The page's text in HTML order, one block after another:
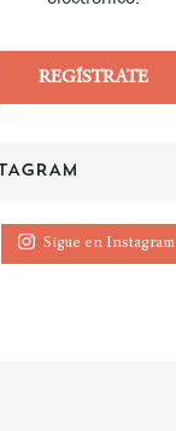
REGÍSTRATE
Sigue en Instagram